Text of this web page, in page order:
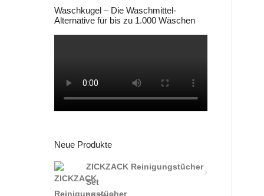
Waschkugel – Die Waschmittel-
Alternative für bis zu 1.000 Wäschen
Neue Produkte
ZICKZACK Reinigungstücher
Set